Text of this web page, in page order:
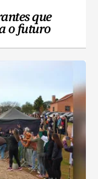
que
o futuro